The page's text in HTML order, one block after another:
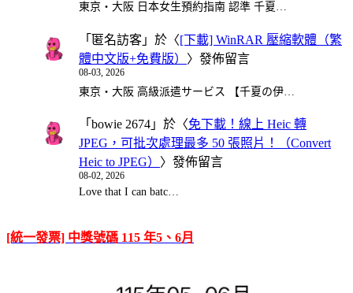
東京・大阪 日本女生預約指南 認準 千夏…
「 匿名訪客 」於〈[下載] WinRAR 壓縮軟體（繁
體中文版+免費版） 〉發佈留言
08-03, 2026
東京・大阪 高級派遣サービス 【千夏の伊…
「 bowie 2674 」於〈免下載！線上 Heic 轉
JPEG，可批次處理最多 50 張照片！（Convert
Heic to JPEG） 〉發佈留言
08-02, 2026
Love that I can batc…
[統一發票] 中獎號碼 115 年5、6月